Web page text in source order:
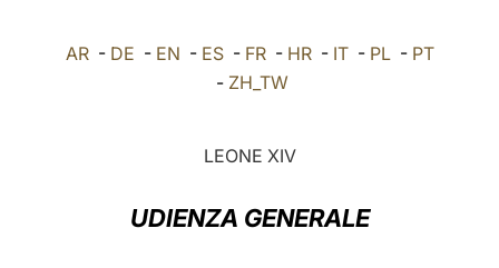
中文
AR- DE - EN - ES- FR- HR- IT- PL- PT
- ZH_TW
LEONE XIV
UDIENZA GENERALE